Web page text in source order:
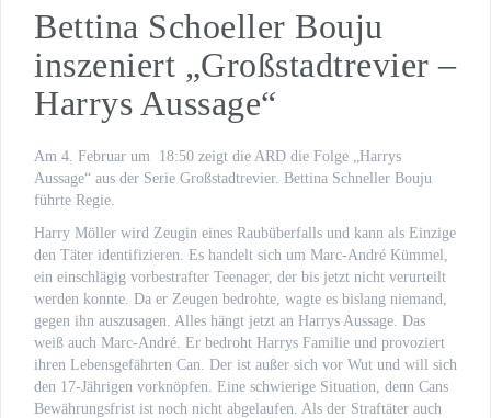
WILSBERG – VATERFREUDEN
Der letzte Beat
Oona von Maydell
Michael Rotschopf und Charlotte Puder
„Fritzie – Der Himmel muss warten“
Bettina Schoeller Bouju
inszeniert „Großstadtrevier –
Harrys Aussage“
Am 4. Februar um 18:50 zeigt die ARD die Folge „Harrys
Aussage“ aus der Serie Großstadtrevier. Bettina Schneller Bouju
führte Regie.
Harry Möller wird Zeugin eines Raubüberfalls und kann als Einzige
den Täter identifizieren. Es handelt sich um Marc-André Kümmel,
ein einschlägig vorbestrafter Teenager, der bis jetzt nicht verurteilt
werden konnte. Da er Zeugen bedrohte, wagte es bislang niemand,
gegen ihn auszusagen. Alles hängt jetzt an Harrys Aussage. Das
weiß auch Marc-André. Er bedroht Harrys Familie und provoziert
ihren Lebensgefährten Can. Der ist außer sich vor Wut und will sich
den 17-Jährigen vorknöpfen. Eine schwierige Situation, denn Cans
Bewährungsfrist ist noch nicht abgelaufen. Als der Straftäter auch